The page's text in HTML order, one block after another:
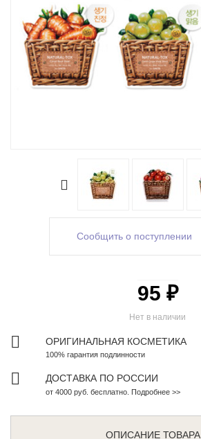
Сообщить о поступлении
Нет в наличии
95 ₽
ОРИГИНАЛЬНАЯ КОСМЕТИКА
100% гарантия подлинности
ДОСТАВКА ПО РОССИИ
от 4000 руб. бесплатно. Подробнее >>
ОПИСАНИЕ ТОВАРА